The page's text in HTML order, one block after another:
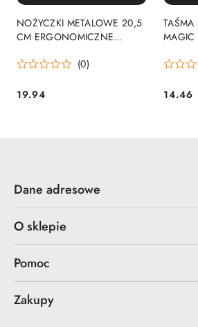
NOŻYCZKI METALOWE 20,5
CM ERGONOMICZNE
(0)
Cena:
19.94
TAŚMA
MAGIC
14SZT.,
Cena:
14.46
Dane adresowe
O sklepie
Pomoc
Zakupy